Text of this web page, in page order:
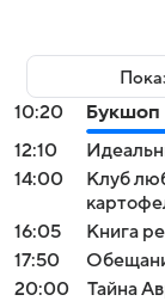
10:20
Букшоп
12:10
14:00
Клуб
16:05
Книга
17:50
20:00
Тайна